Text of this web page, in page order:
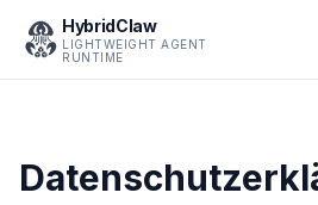
HybridClaw
LIGHTWEIGHT AGENT
RUNTIME